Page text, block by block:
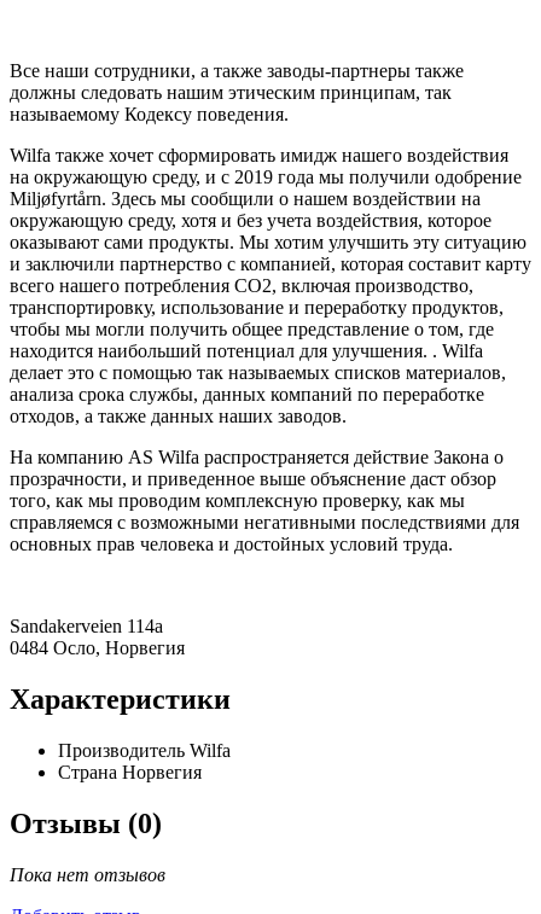
Все наши сотрудники, а также заводы-партнеры также
должны следовать нашим этическим принципам, так
называемому Кодексу поведения.
Wilfa также хочет сформировать имидж нашего воздействия
на окружающую среду, и с 2019 года мы получили одобрение
Miljøfyrtårn. Здесь мы сообщили о нашем воздействии на
окружающую среду, хотя и без учета воздействия, которое
оказывают сами продукты. Мы хотим улучшить эту ситуацию
и заключили партнерство с компанией, которая составит карту
всего нашего потребления CO2, включая производство,
транспортировку, использование и переработку продуктов,
чтобы мы могли получить общее представление о том, где
находится наибольший потенциал для улучшения. . Wilfa
делает это с помощью так называемых списков материалов,
анализа срока службы, данных компаний по переработке
отходов, а также данных наших заводов.
На компанию AS Wilfa распространяется действие Закона о
прозрачности, и приведенное выше объяснение даст обзор
того, как мы проводим комплексную проверку, как мы
справляемся с возможными негативными последствиями для
основных прав человека и достойных условий труда.
Sandakerveien 114a
0484 Осло, Норвегия
Характеристики
Производитель Wilfa
Страна Норвегия
Отзывы (0)
Пока нет отзывов